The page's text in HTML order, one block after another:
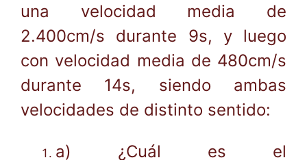
una velocidad media de
2.400cm/s durante 9s, y luego
con velocidad media de 480cm/s
durante 14s, siendo ambas
velocidades de distinto sentido:
a) ¿Cuál es el